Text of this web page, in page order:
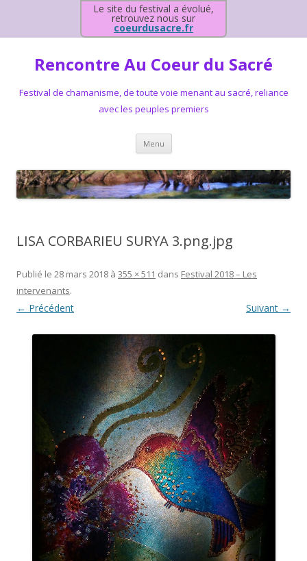
Le site du festival a évolué,
retrouvez nous sur
coeurdusacre.fr
Rencontre Au Coeur du Sacré
Festival de chamanisme, de toute voie menant au sacré, reliance
avec les peuples premiers
Menu Aller au contenu principal
LISA CORBARIEU SURYA 3.png.jpg
Publié le 28 mars 2018 à 355 × 511 dans Festival 2018 – Les
intervenants.
← Précédent Suivant →